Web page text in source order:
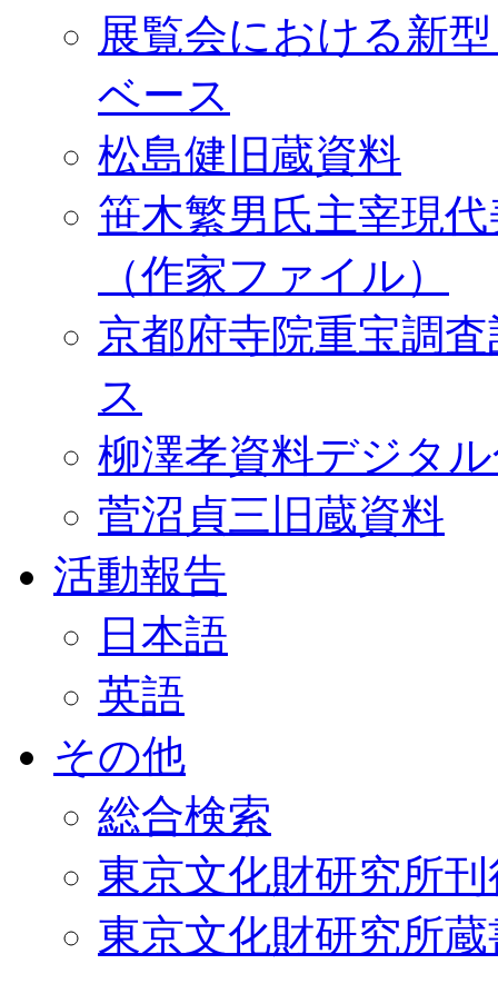
展覧会における新
ベース
松島健旧蔵資料
笹木繁男氏主宰現
（作家ファイル）
京都府寺院重宝調
ス
柳澤孝資料デジタ
菅沼貞三旧蔵資料
活動報告
日本語
英語
その他
総合検索
東京文化財研究所
東京文化財研究所